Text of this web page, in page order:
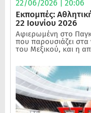
22/06/2026 | 20:06
Εκπομπές:
22 Ιουνίου 2026
Αφιερωμένη στο
που παρουσιάζει
του Μεξικού, και η